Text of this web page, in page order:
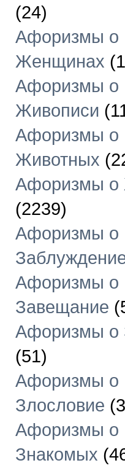
(24)
Афоризмы о
Женщинах
Афоризмы о
Живописи
Афоризмы о
Животных
Афоризмы о
(2239)
Афоризмы о
Афоризмы о
Завещание
Афоризмы о
(51)
Афоризмы о
Злословие
Афоризмы о
Знакомых